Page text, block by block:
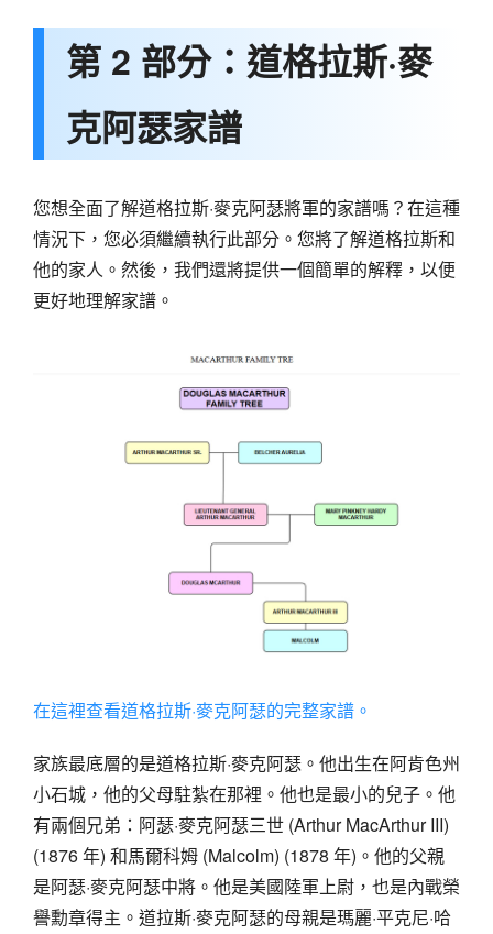
第 2 部分：道格拉斯·麥
克阿瑟家譜
您想全面了解道格拉斯·麥克阿瑟將軍的家譜嗎？在這種
情況下，您必須繼續執行此部分。您將了解道格拉斯和
他的家人。然後，我們還將提供一個簡單的解釋，以便
更好地理解家譜。
在這裡查看道格拉斯·麥克阿瑟的完整家譜。
家族最底層的是道格拉斯·麥克阿瑟。他出生在阿肯色州
小石城，他的父母駐紮在那裡。他也是最小的兒子。他
有兩個兄弟：阿瑟·麥克阿瑟三世 (Arthur MacArthur III)
(1876 年) 和馬爾科姆 (Malcolm) (1878 年)。他的父親
是阿瑟·麥克阿瑟中將。他是美國陸軍上尉，也是內戰榮
譽勳章得主。道拉斯·麥克阿瑟的母親是瑪麗·平克尼·哈